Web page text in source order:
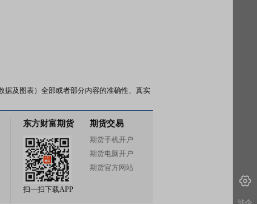
据及图表）全部或者部分内容的准确性、真实
东方财富期货
扫一扫下载APP
期货交易
期货手机开户
期货电脑开户
期货官方网站